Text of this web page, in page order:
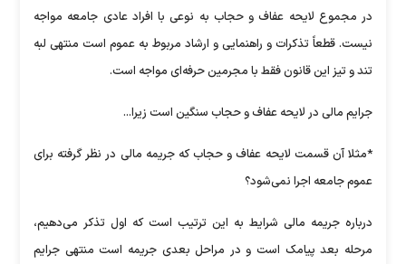
در مجموع لایحه عفاف و حجاب به نوعی با افراد عادی جامعه مواجه
نیست. قطعاً تذکرات و راهنمایی و ارشاد مربوط به عموم است منتهی لبه
تند و تیز این قانون فقط با مجرمین حرفه‌ای مواجه است.
جرایم مالی در لایحه عفاف و حجاب سنگین است زیرا...
*مثلا آن قسمت لایحه عفاف و حجاب که جریمه مالی در نظر گرفته برای
عموم جامعه اجرا نمی‌شود؟
درباره جریمه مالی شرایط به این ترتیب است که اول تذکر می‌دهیم،
مرحله بعد پیامک است و در مراحل بعدی جریمه است منتهی جرایم